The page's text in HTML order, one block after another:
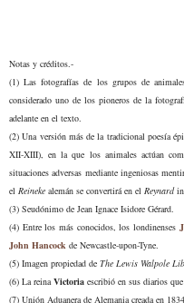
Notas y créditos.-
(1) Las fotografías de los grupos de
considerado uno de los pioneros de la
adelante en el texto.
(2) Una versión más de la tradicional poesía
XII-XIII), en la que los animales actúan
situaciones adversas mediante ingeniosas
el Reineke alemán se convertiráen el Reynard
(3) Seudónimo de Jean Ignace Isidore Gérard.
(4) Entre los más conocidos, los londinenses
John Hancock de Newcastle-upon-Tyne.
(5) Imagen propiedad de The Lewis Walpole
(6) La reinaVictoria escribió en sus diarios
(7) Unión Aduanera de Alemania creada en